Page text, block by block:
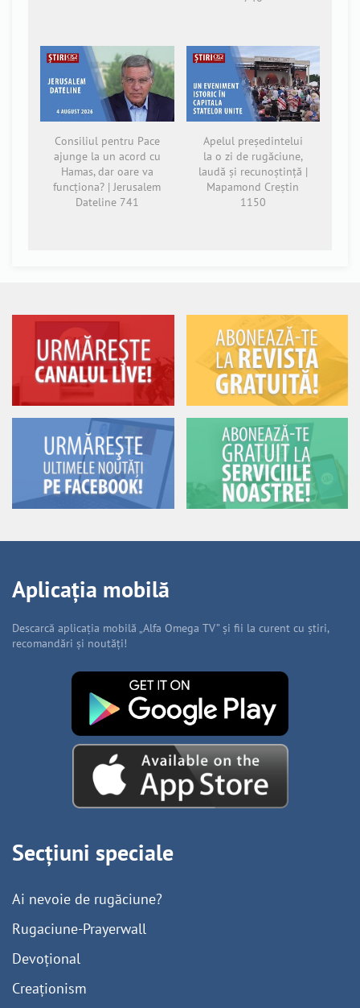
Consiliul pentru Pace
ajunge la un acord cu
Hamas, dar oare va
funcționa? | Jerusalem
Dateline 741
Apelul președintelui
la o zi de rugăciune,
laudă și recunoștință |
Mapamond Creștin
1150
Aplicația mobilă
Descarcă aplicația mobilă „Alfa Omega TV” și fii la curent cu știri,
recomandări și noutăți!
Secțiuni speciale
Ai nevoie de rugăciune?
Rugaciune-Prayerwall
Devoțional
Creaționism